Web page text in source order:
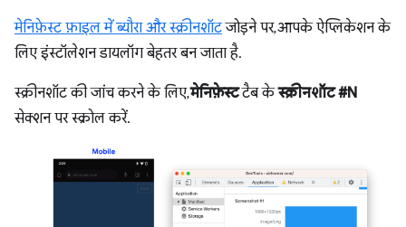
मेनिफ़ेस्ट फ़ाइल में ब्यौरा और स्क्रीनशॉटजोड़ने पर, आपके ऐप्लिकेशन के
लिए इंस्टॉलेशन डायलॉग बेहतर बन जाता है.
स्क्रीनशॉट की जांच करने के लिए,मेनिफ़ेस्टटैब केस्क्रीनशॉट #N
सेक्शन पर स्क्रोल करें.